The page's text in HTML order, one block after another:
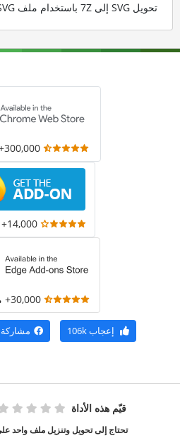
تحويل SVG إلى 7Z باستخدام ملف SVG التجريبي الخاص بنا
300,000+ مستخدم
14,000+ مستخدم
30,000+ مستخدم
إعجاب106k مشاركة
قيّم هذه الأداة
تحتاج إلى تحويل وتنزيل ملف واحد